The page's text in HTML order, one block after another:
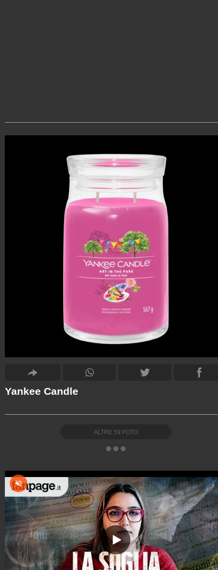
Yankee Candle
ALTRE 59 FOTO